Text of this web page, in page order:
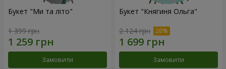
Букет "Ми та літо"
1 399 грн
Замовити
Букет "Княгиня Ольга"
2 124 грн
Замовити